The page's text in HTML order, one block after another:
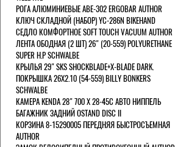
РОГА АЛЮМИНИЕВЫЕ ABE-302 ERGOBAR AUTHOR
КЛЮЧ СКЛАДНОЙ (НАБОР) YC-286N BIKEHAND
СЕДЛО КОМФОРТНОЕ SOFT TOUCH VACUUM AUTHOR
ЛЕНТА ОБОДНАЯ (2 ШТ) 26" (20-559) POLYURETHANE
SUPER H.P SCHWALBE
КРЫЛЬЯ 29" SKS SHOCKBLADE+X-BLADE DARK.
ПОКРЫШКА 26X2.10 (54-559) BILLY BONKERS
SCHWALBE
КАМЕРА KENDA 28" 700 Х 28-45С АВТО НИППЕЛЬ
БАГАЖНИК ЗАДНИЙ OSTAND DISC II
КОРЗИНА 8-15290005 ПЕРЕДНЯЯ БЫСТРОСЪЕМНАЯ
AUTHOR